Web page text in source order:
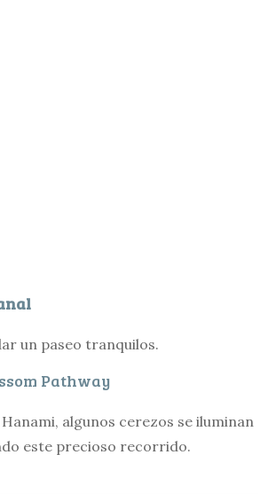
un paseo tranquilos.
Pathway
algunos cerezos se iluminan
este precioso recorrido.